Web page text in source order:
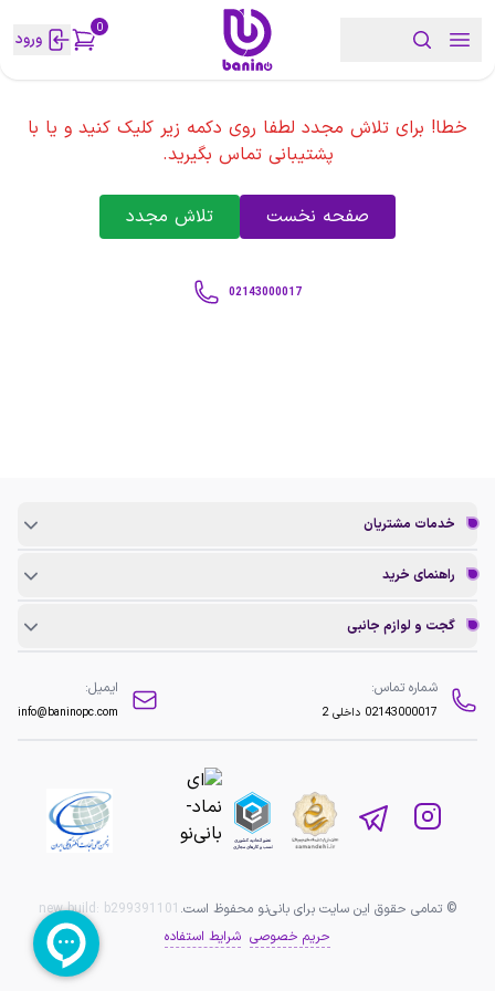
0 ورود
خطا! برای تلاش مجدد لطفا روی دکمه زیر کلیک کنید و یا با
پشتیبانی تماس بگیرید.
صفحه نخست تلاش مجدد
02143000017
خدمات مشتریان
راهنمای خرید
گجت و لوازم جانبی
شماره تماس:
02143000017 داخلی 2
ایمیل:
info@baninopc.com
© تمامی حقوق این سایت برای بانی‌نو محفوظ است. new build: b299391101
حریم خصوصی شرایط استفاده